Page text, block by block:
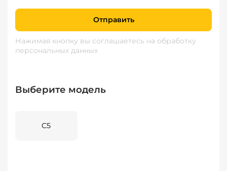
Отправить
Нажимая кнопку вы соглашаетесь на обработку
персональных данных
Выберите модель
C5